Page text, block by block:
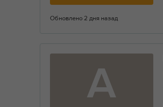
Обновлено 2 дня назад
А